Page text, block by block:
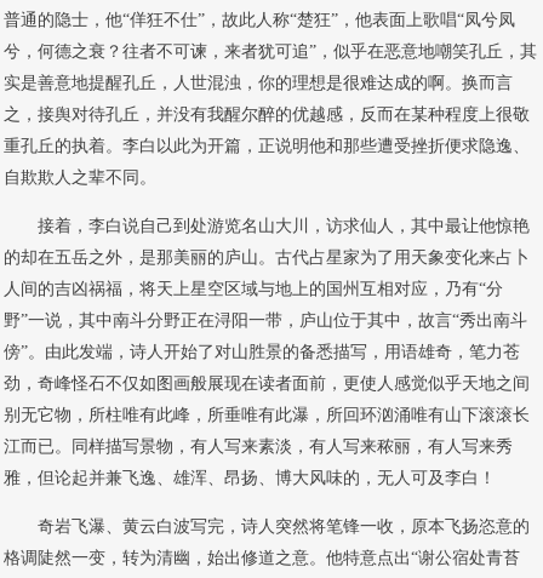
普通的隐士，他“佯狂不仕”，故此人称“楚狂”，他表面上歌唱“凤兮凤
兮，何德之衰？往者不可谏，来者犹可追”，似乎在恶意地嘲笑孔丘，其
实是善意地提醒孔丘，人世混浊，你的理想是很难达成的啊。换而言
之，接舆对待孔丘，并没有我醒尔醉的优越感，反而在某种程度上很敬
重孔丘的执着。李白以此为开篇，正说明他和那些遭受挫折便求隐逸、
自欺欺人之辈不同。
接着，李白说自己到处游览名山大川，访求仙人，其中最让他惊艳
的却在五岳之外，是那美丽的庐山。古代占星家为了用天象变化来占卜
人间的吉凶祸福，将天上星空区域与地上的国州互相对应，乃有“分
野”一说，其中南斗分野正在浔阳一带，庐山位于其中，故言“秀出南斗
傍”。由此发端，诗人开始了对山胜景的备悉描写，用语雄奇，笔力苍
劲，奇峰怪石不仅如图画般展现在读者面前，更使人感觉似乎天地之间
别无它物，所柱唯有此峰，所垂唯有此瀑，所回环汹涌唯有山下滚滚长
江而已。同样描写景物，有人写来素淡，有人写来秾丽，有人写来秀
雅，但论起并兼飞逸、雄浑、昂扬、博大风味的，无人可及李白！
奇岩飞瀑、黄云白波写完，诗人突然将笔锋一收，原本飞扬恣意的
格调陡然一变，转为清幽，始出修道之意。他特意点出“谢公宿处青苔